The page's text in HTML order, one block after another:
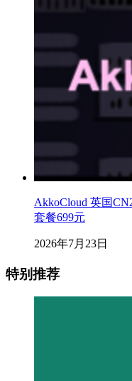
AkkoCloud 英国
套餐699元
2026年7月23日
特别推荐